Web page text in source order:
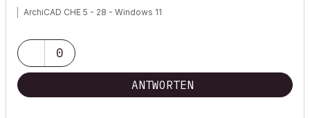
ArchiCAD CHE 5 - 28 - Windows 11
0
ANTWORTEN